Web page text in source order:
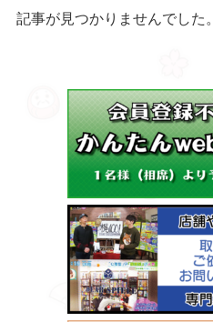
記事が見つかりませんでした。